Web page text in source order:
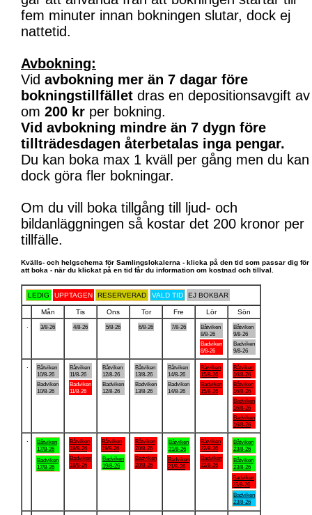
fem minuter innan bokningen slutar, dock ej
nattetid.
Avbokning:
Vid avbokning mer än 7 dagar före
bokningstillfället dras en depositionsavgift av
om 200 kr per bokning.
Vid avbokning mindre än 7 dygn före
tillträdesdagen återbetalas inga pengar.
Du kan boka max 1 kväll per gång men du kan
dock göra fler bokningar.
Om du vill boka tillgång till ljud- och
bildanläggningen så kostar det 200 kronor per
tillfälle.
Kvälls- och helgschema för Samlingslokalerna - klicka på den tid som passar dig för
att boka - när du klickat på en tid får du information om kostnad och tillval.
LEDIG UPPTAGEN RESERVERAD VALD TID EJ BOKBAR
Mån Tis Ons Tor Fre Lör
Sön
3/8-26 4/8-26 5/8-26 6/8-26 7/8-26
Båtviken
8/8-26
Badviken
8/8-26
Båtviken
9/8-26
Badviken
9/8-26
Båtviken
10/8-26
Badviken
10/8-26
Båtviken
11/8-26
Badviken
11/8-26
Båtviken
12/8-26
Badviken
12/8-26
Båtviken
13/8-26
Badviken
13/8-26
Båtviken
14/8-26
Badviken
14/8-26
Båtviken
15/8-26
Badviken
15/8-26
Båtviken
16/8-26
Båtviken
16/8-26
Badviken
16/8-26
Badviken
16/8-26
Båtviken
17/8-26
Badviken
17/8-26
Båtviken
18/8-26
Badviken
18/8-26
Båtviken
19/8-26
Badviken
19/8-26
Båtviken
20/8-26
Badviken
20/8-26
Båtviken
21/8-26
Badviken
21/8-26
Båtviken
22/8-26
Badviken
22/8-26
Båtviken
23/8-26
Båtviken
23/8-26
Badviken
23/8-26
Badviken
23/8-26